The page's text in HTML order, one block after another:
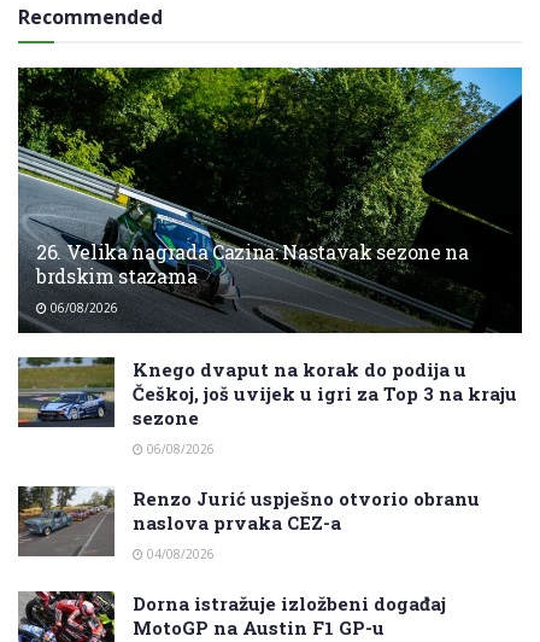
Recommended
26. Velika nagrada Cazina: Nastavak sezone na
brdskim stazama
06/08/2026
Knego dvaput na korak do podija u
Češkoj, još uvijek u igri za Top 3 na kraju
sezone
06/08/2026
Renzo Jurić uspješno otvorio obranu
naslova prvaka CEZ-a
04/08/2026
Dorna istražuje izložbeni događaj
MotoGP na Austin F1 GP-u